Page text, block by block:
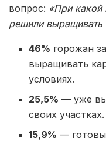
вопрос: «При какой
решили выращивать
46% горожан
выращивать
условиях.
25,5% — уже
своих участках.
15,9% — готовы